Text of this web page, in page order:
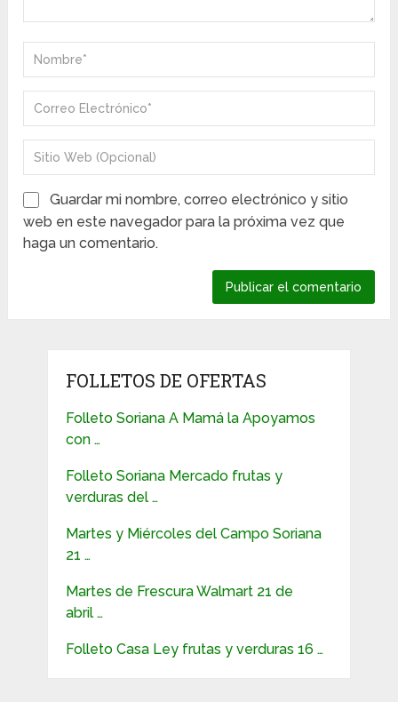
Guardar mi nombre, correo electrónico y sitio
web en este navegador para la próxima vez que
haga un comentario.
FOLLETOS DE OFERTAS
Folleto Soriana A Mamá la Apoyamos
con …
Folleto Soriana Mercado frutas y
verduras del …
Martes y Miércoles del Campo Soriana
21 …
Martes de Frescura Walmart 21 de
abril …
Folleto Casa Ley frutas y verduras 16 …